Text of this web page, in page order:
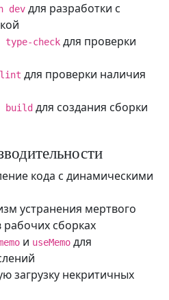
dev для разработки с
type-check для проверки
lint для проверки наличия
build для создания сборки
кода с динамическими
устранения мертвого
сборках
и useMemo для
загрузку некритичных